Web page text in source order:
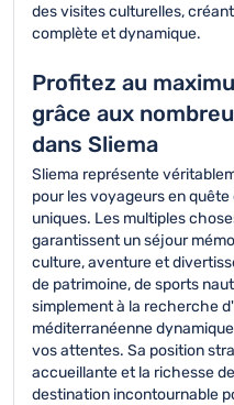
des visites culturelles,
complète et dynamique.
Profitez au
grâce aux
dans Sliema
Sliema représente
pour les voyageurs en
uniques. Les multiples
garantissent un séjour
culture, aventure et
de patrimoine, de sports
simplement à la recherche
méditerranéenne
vos attentes. Sa position
accueillante et la richesse
destination incontournable